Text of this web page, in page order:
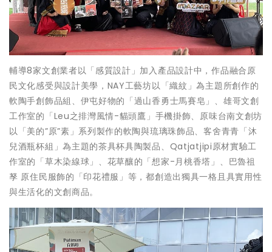
輔導8家文創業者以「感質設計」加入產品設計中，作品融合原
民文化感受與設計美學，NAY工藝坊以「織紋」為主題所創作的
軟陶手創飾品組、伊屯好物的「過山香勇士馬賽皂」、雄哥文創
工作室的「Leu之排灣風情-貓頭鷹」手機掛飾、原味台南文創坊
以「美的”原”素」系列製作的軟陶與琉璃珠飾品、客舍青青「沐
兒酒瓶杯組」為主題的茶具杯具陶製品、Qatjatjipi原材實驗工
作室的「草木染線球」、花草釀的「想家-月桃香塔」、巴魯祖
孥 原住民服飾的「印花禮服」等，都創造出獨具一格且具實用性
與生活化的文創商品。